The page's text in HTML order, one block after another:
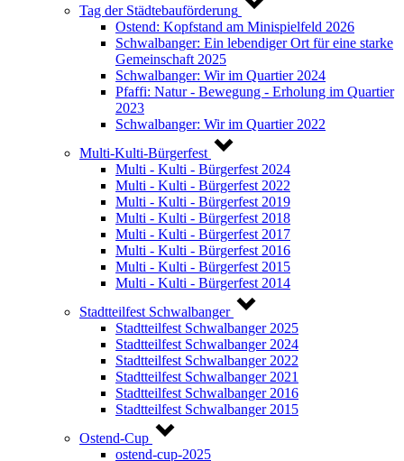
Tag der Städtebauförderung
Ostend: Kopfstand am Minispielfeld 2026
Schwalbanger: Ein lebendiger Ort für eine starke
Gemeinschaft 2025
Schwalbanger: Wir im Quartier 2024
Pfaffi: Natur - Bewegung - Erholung im Quartier
2023
Schwalbanger: Wir im Quartier 2022
Multi-Kulti-Bürgerfest
Multi - Kulti - Bürgerfest 2024
Multi - Kulti - Bürgerfest 2022
Multi - Kulti - Bürgerfest 2019
Multi - Kulti - Bürgerfest 2018
Multi - Kulti - Bürgerfest 2017
Multi - Kulti - Bürgerfest 2016
Multi - Kulti - Bürgerfest 2015
Multi - Kulti - Bürgerfest 2014
Stadtteilfest Schwalbanger
Stadtteilfest Schwalbanger 2025
Stadtteilfest Schwalbanger 2024
Stadtteilfest Schwalbanger 2022
Stadtteilfest Schwalbanger 2021
Stadtteilfest Schwalbanger 2016
Stadtteilfest Schwalbanger 2015
Ostend-Cup
ostend-cup-2025